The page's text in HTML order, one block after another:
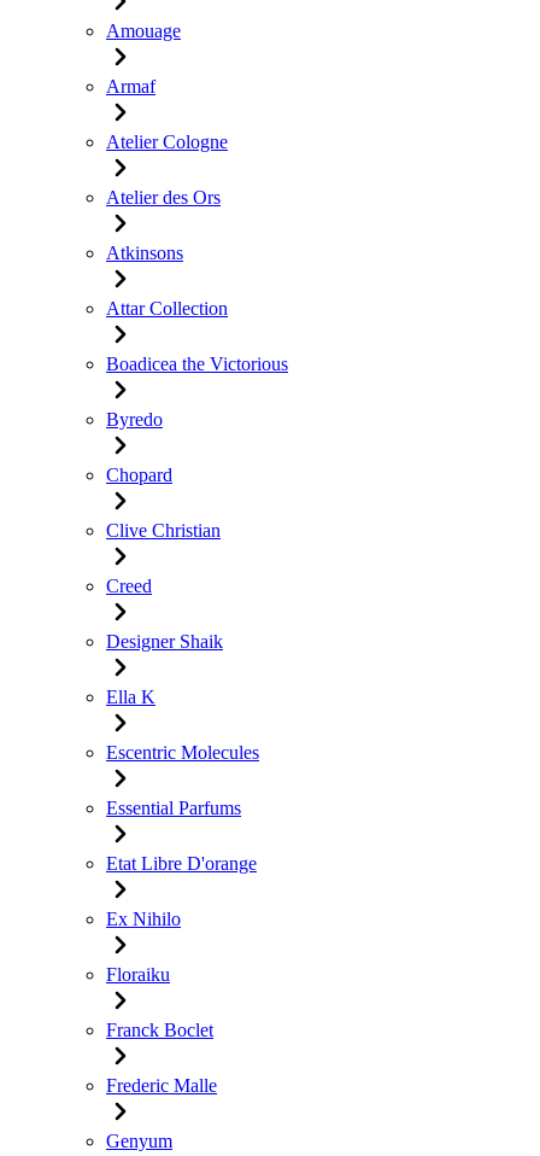
Amouage
Armaf
Atelier Cologne
Atelier des Ors
Atkinsons
Attar Collection
Boadicea the Victorious
Byredo
Chopard
Clive Christian
Creed
Designer Shaik
Ella K
Escentric Molecules
Essential Parfums
Etat Libre D'orange
Ex Nihilo
Floraiku
Franck Boclet
Frederic Malle
Genyum